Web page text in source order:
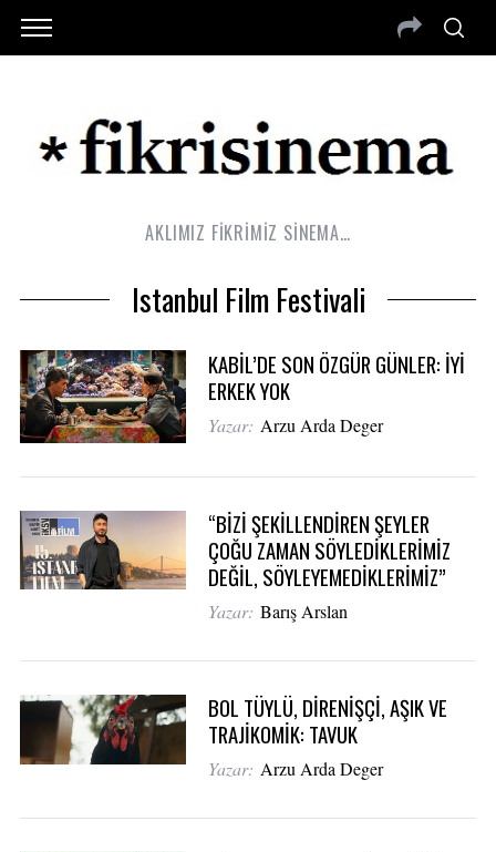
AKLIMIZ FİKRİMİZ SİNEMA…
Istanbul Film Festivali
KABİL’DE SON ÖZGÜR GÜNLER: İYİ
ERKEK YOK
Yazar: Arzu Arda Deger
“BİZİ ŞEKİLLENDİREN ŞEYLER
ÇOĞU ZAMAN SÖYLEDİKLERİMİZ
DEĞİL, SÖYLEYEMEDİKLERİMİZ”
Yazar: Barış Arslan
BOL TÜYLÜ, DİRENİŞÇİ, AŞIK VE
TRAJİKOMİK: TAVUK
Yazar: Arzu Arda Deger